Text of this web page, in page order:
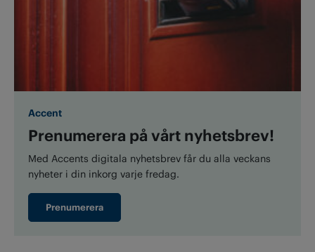
Accent
Prenumerera på vårt nyhetsbrev!
Med Accents digitala nyhetsbrev får du alla veckans
nyheter i din inkorg varje fredag.
Prenumerera